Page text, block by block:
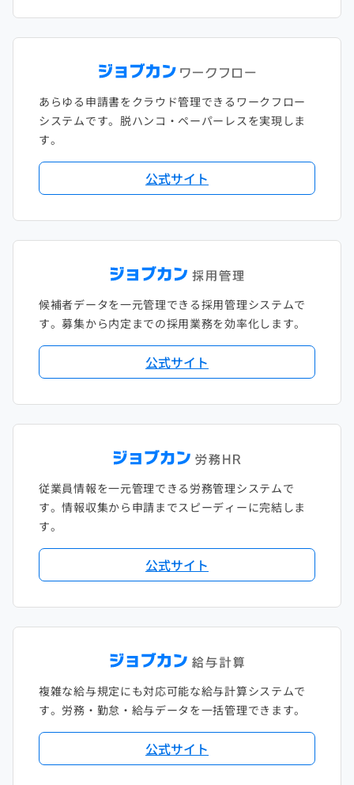
あらゆる申請書をクラウド管理できるワークフロー
システムです。脱ハンコ・ペーパーレスを実現しま
す。
公式サイト
候補者データを一元管理できる採用管理システムで
す。募集から内定までの採用業務を効率化します。
公式サイト
従業員情報を一元管理できる労務管理システムで
す。情報収集から申請までスピーディーに完結しま
す。
公式サイト
複雑な給与規定にも対応可能な給与計算システムで
す。労務・勤怠・給与データを一括管理できます。
公式サイト